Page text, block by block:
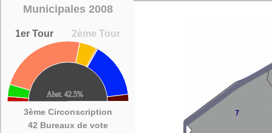
Municipales 2008
1er Tour 2ème Tour
3ème Circonscription
42 Bureaux de vote